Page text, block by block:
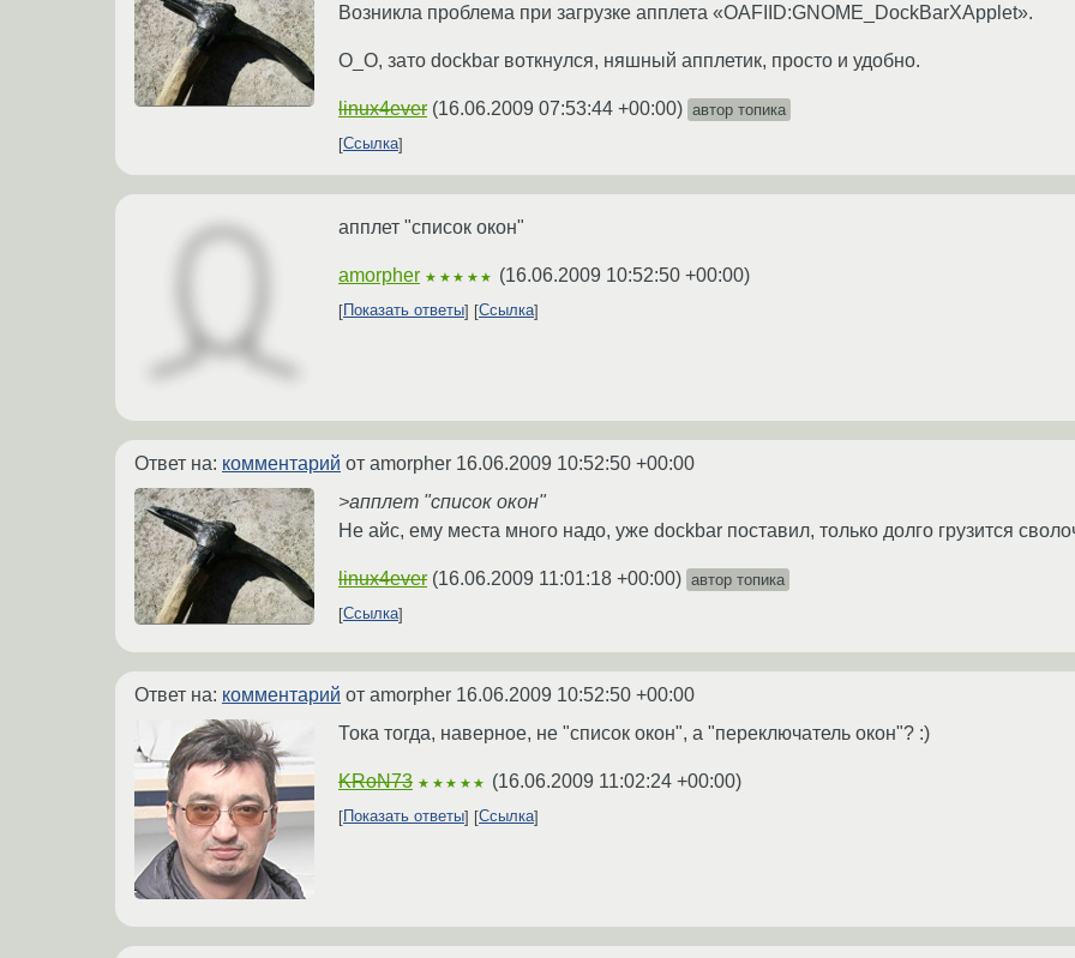
Возникла проблема при загрузке апплета «OAFIID:GNOME_DockBarXApplet».
О_О, зато dockbar воткнулся, няшный апплетик, просто и удобно.
linux4ever (16.06.2009 07:53:44 +00:00) автор топика
Ссылка
апплет "список окон"
amorpher ★★★★★ (16.06.2009 10:52:50 +00:00)
Показать ответы Ссылка
Ответ на: комментарий от amorpher 16.06.2009 10:52:50 +00:00
>апплет "список окон"
Не айс, ему места много надо, уже dockbar поставил, только долго грузится
linux4ever (16.06.2009 11:01:18 +00:00) автор топика
Ссылка
Ответ на: комментарий от amorpher 16.06.2009 10:52:50 +00:00
Тока тогда, наверное, не "список окон", а "переключатель окон"? :)
KRoN73 ★★★★★ (16.06.2009 11:02:24 +00:00)
Показать ответы Ссылка